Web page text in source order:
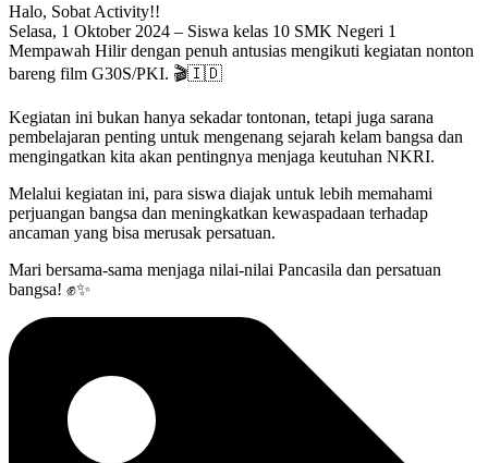
Halo, Sobat Activity!!
Selasa, 1 Oktober 2024 – Siswa kelas 10 SMK Negeri 1
Mempawah Hilir dengan penuh antusias mengikuti kegiatan nonton
bareng film G30S/PKI. 🎬🇮🇩
Kegiatan ini bukan hanya sekadar tontonan, tetapi juga sarana
pembelajaran penting untuk mengenang sejarah kelam bangsa dan
mengingatkan kita akan pentingnya menjaga keutuhan NKRI.
Melalui kegiatan ini, para siswa diajak untuk lebih memahami
perjuangan bangsa dan meningkatkan kewaspadaan terhadap
ancaman yang bisa merusak persatuan.
Mari bersama-sama menjaga nilai-nilai Pancasila dan persatuan
bangsa! ✊✨